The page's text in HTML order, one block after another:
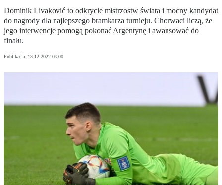
Dominik Livaković to odkrycie mistrzostw świata i mocny kandydat
do nagrody dla najlepszego bramkarza turnieju. Chorwaci liczą, że
jego interwencje pomogą pokonać Argentynę i awansować do
finału.
Publikacja: 13.12.2022 03:00